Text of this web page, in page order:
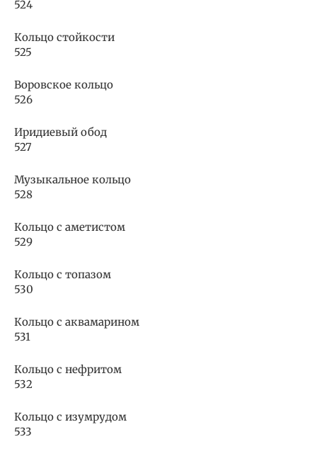
524
Кольцо стойкости
525
Воровское кольцо
526
Иридиевый обод
527
Музыкальное кольцо
528
Кольцо с аметистом
529
Кольцо с топазом
530
Кольцо с аквамарином
531
Кольцо с нефритом
532
Кольцо с изумрудом
533